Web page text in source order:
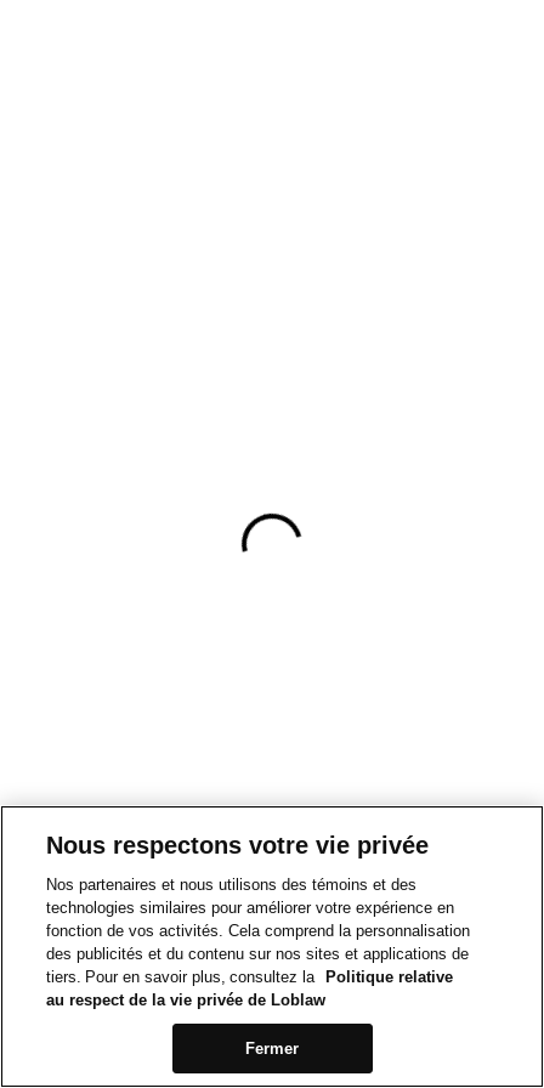
Nous respectons votre vie privée
Nos partenaires et nous utilisons des témoins et des
technologies similaires pour améliorer votre expérience en
fonction de vos activités. Cela comprend la personnalisation
des publicités et du contenu sur nos sites et applications de
tiers. Pour en savoir plus, consultez la
Politique relative
au respect de la vie privée de Loblaw
Fermer